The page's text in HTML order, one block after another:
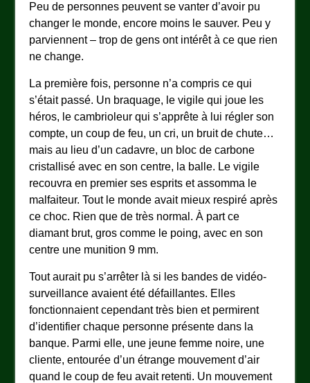
Peu de personnes peuvent se vanter d’avoir pu
changer le monde, encore moins le sauver. Peu y
parviennent – trop de gens ont intérêt à ce que rien
ne change.
La première fois, personne n’a compris ce qui
s’était passé. Un braquage, le vigile qui joue les
héros, le cambrioleur qui s’apprête à lui régler son
compte, un coup de feu, un cri, un bruit de chute…
mais au lieu d’un cadavre, un bloc de carbone
cristallisé avec en son centre, la balle. Le vigile
recouvra en premier ses esprits et assomma le
malfaiteur. Tout le monde avait mieux respiré après
ce choc. Rien que de très normal. À part ce
diamant brut, gros comme le poing, avec en son
centre une munition 9 mm.
Tout aurait pu s’arrêter là si les bandes de vidéo-
surveillance avaient été défaillantes. Elles
fonctionnaient cependant très bien et permirent
d’identifier chaque personne présente dans la
banque. Parmi elle, une jeune femme noire, une
cliente, entourée d’un étrange mouvement d’air
quand le coup de feu avait retenti. Un mouvement